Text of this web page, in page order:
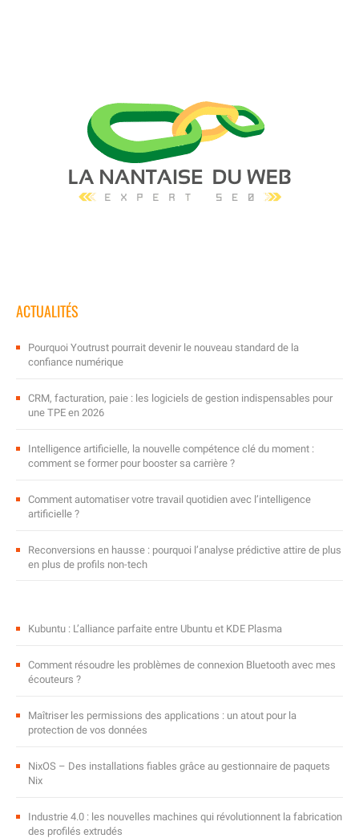
ACTUALITÉS
Pourquoi Youtrust pourrait devenir le nouveau standard de la
confiance numérique
CRM, facturation, paie : les logiciels de gestion indispensables pour
une TPE en 2026
Intelligence artificielle, la nouvelle compétence clé du moment :
comment se former pour booster sa carrière ?
Comment automatiser votre travail quotidien avec l’intelligence
artificielle ?
Reconversions en hausse : pourquoi l’analyse prédictive attire de plus
en plus de profils non-tech
Kubuntu : L’alliance parfaite entre Ubuntu et KDE Plasma
Comment résoudre les problèmes de connexion Bluetooth avec mes
écouteurs ?
Maîtriser les permissions des applications : un atout pour la
protection de vos données
NixOS – Des installations fiables grâce au gestionnaire de paquets
Nix
Industrie 4.0 : les nouvelles machines qui révolutionnent la fabrication
des profilés extrudés